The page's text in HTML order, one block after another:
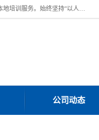
苏州宏远特种作业人员培训，提供：叉车培训、电焊工培训、电工培训、起重机培训、电梯培训、登高培训等服务苏州本地培训服务。始终坚持“以人为本，质量立校”的办学思想，以培养社会应用型人才为己任，明码收费，诚实守信，中途不收任何费用。随到随学，学会为止，一期未学会者免费再学，直到学会为止。
公司动态